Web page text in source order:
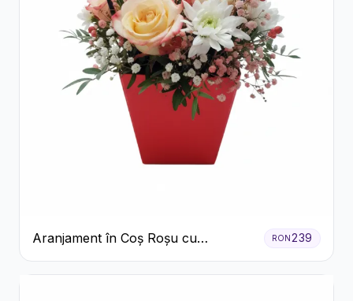
Aranjament în Coș Roșu cu
Trandafiri și Crizanteme Albe
RON239